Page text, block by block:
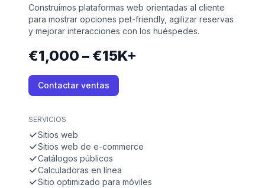
Construimos plataformas web orientadas al cliente
para mostrar opciones pet-friendly, agilizar reservas
y mejorar interacciones con los huéspedes.
€1,000 – €15K+
Contactar ventas
SERVICIOS
Sitios web
Sitios web de e-commerce
Catálogos públicos
Calculadoras en línea
Sitio optimizado para móviles